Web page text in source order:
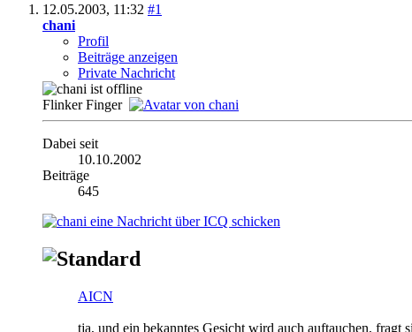
12.05.2003, 11:32 #1
chani
Profil
Beiträge anzeigen
Private Nachricht
Flinker Finger
Dabei seit
10.10.2002
Beiträge
645
AICN
tja, und ein bekanntes Gesicht wird auch auftauchen, fragt